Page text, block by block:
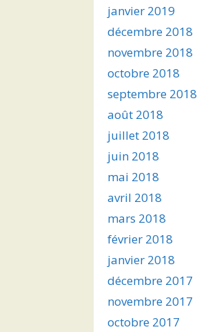
janvier 2019
décembre 2018
novembre 2018
octobre 2018
septembre 2018
août 2018
juillet 2018
juin 2018
mai 2018
avril 2018
mars 2018
février 2018
janvier 2018
décembre 2017
novembre 2017
octobre 2017